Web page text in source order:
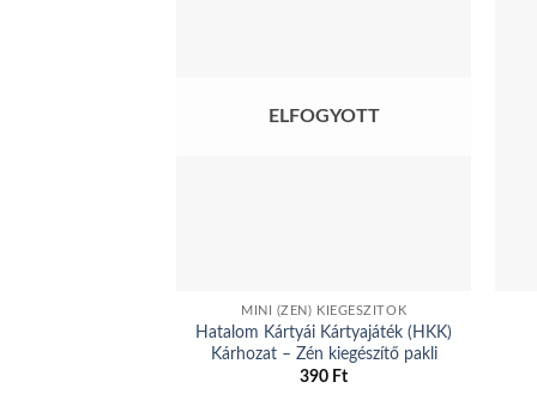
ELFOGYOTT
MINI (ZÉN) KIEGÉSZÍTŐK
Hatalom Kártyái Kártyajáték (HKK)
Kárhozat – Zén kiegészítő pakli
390 Ft